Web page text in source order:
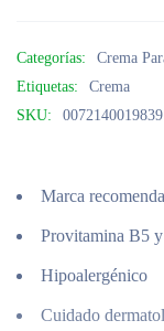
Categorías:
Crema
Etiquetas:
Crema
SKU:
0072140019839
Marca
Provitamina B5
Hipoalergénico
Cuidado